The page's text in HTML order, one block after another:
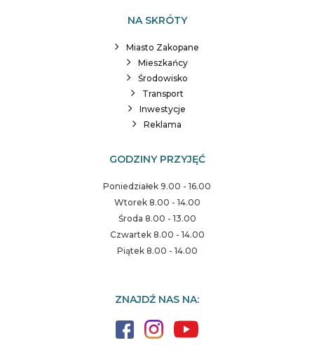
NA SKRÓTY
Miasto Zakopane
Mieszkańcy
Środowisko
Transport
Inwestycje
Reklama
GODZINY PRZYJĘĆ
Poniedziałek 9.00 - 16.00
Wtorek 8.00 - 14.00
Środa 8.00 - 13.00
Czwartek 8.00 - 14.00
Piątek 8.00 - 14.00
ZNAJDŹ NAS NA: